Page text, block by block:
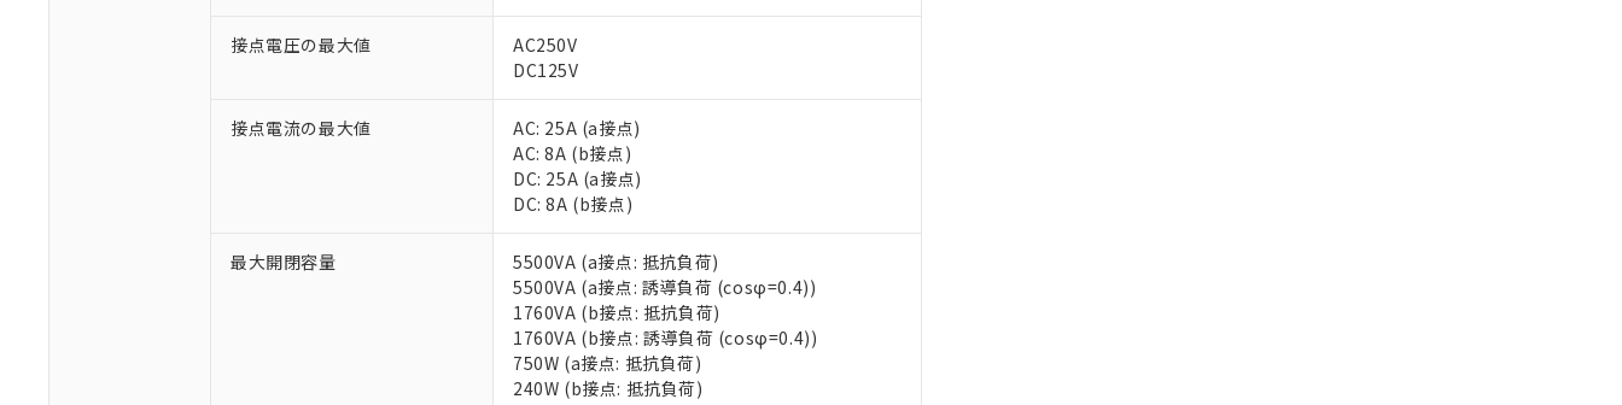
接点電圧の最大値
AC250V
DC125V
接点電流の最大値
AC: 25A (a接点)
AC: 8A (b接点)
DC: 25A (a接点)
DC: 8A (b接点)
最大開閉容量
5500VA (a接点: 抵抗負荷)
5500VA (a接点: 誘導負荷 (cosφ=0.4))
1760VA (b接点: 抵抗負荷)
1760VA (b接点: 誘導負荷 (cosφ=0.4))
750W (a接点: 抵抗負荷)
240W (b接点: 抵抗負荷)
対応済み：EU RoHS指令（10物質）の非含有に対応した製品が提供可能な商品です。
対応予定：EU RoHS指令（10物質）の非含有に対応した製品に切り替える予定のある商品です。
対応予定なし：EU RoHS指令（10物質）の非含有に非対応の商品で、対応品を出す予定はありません。